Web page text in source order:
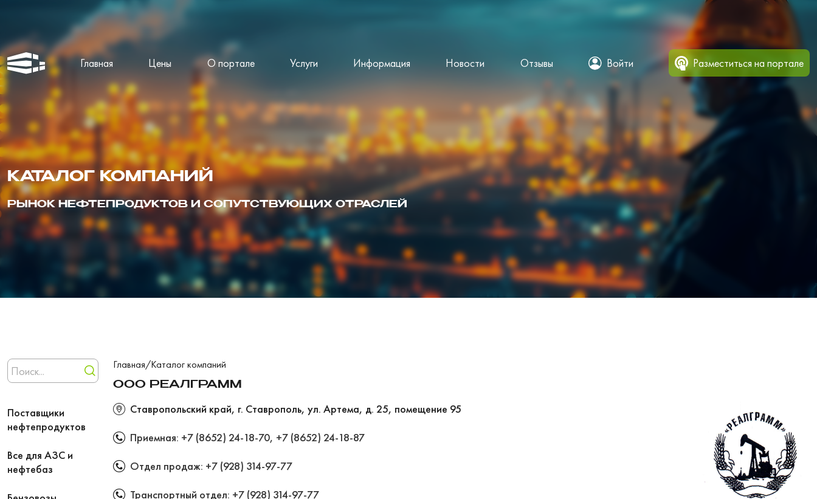
Главная Цены О портале Услуги Информация Новости Отзывы Войти Разместиться на портале
КАТАЛОГ КОМПАНИЙ
РЫНОК НЕФТЕПРОДУКТОВ И СОПУТСТВУЮЩИХ ОТРАСЛЕЙ
Поставщики
нефтепродуктов
Все для АЗС и
нефтебаз
Главная/Каталог компаний
ООО РЕАЛГРАММ
Ставропольский край, г. Ставрополь, ул. Артема, д. 25, помещение 95
Приемная: +7 (8652) 24-18-70, +7 (8652) 24-18-87
Отдел продаж: +7 (928) 314-97-77
Транспортный отдел: +7 (928) 314-97-77